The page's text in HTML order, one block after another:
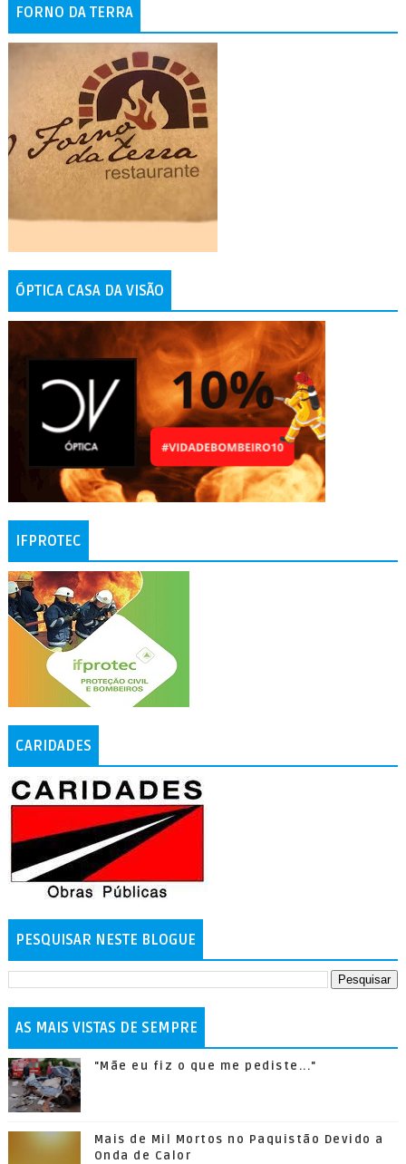
FORNO DA TERRA
ÓPTICA CASA DA VISÃO
IFPROTEC
CARIDADES
PESQUISAR NESTE BLOGUE
AS MAIS VISTAS DE SEMPRE
"Mãe eu fiz o que me pediste..."
Mais de Mil Mortos no Paquistão Devido a
Onda de Calor